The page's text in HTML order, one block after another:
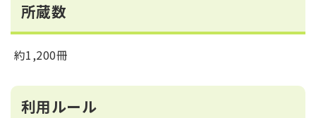
所蔵数
約1,200冊
利用ルール